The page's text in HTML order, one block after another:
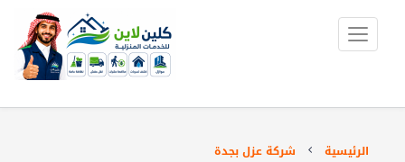
الرئيسية شركة عزل بجدة